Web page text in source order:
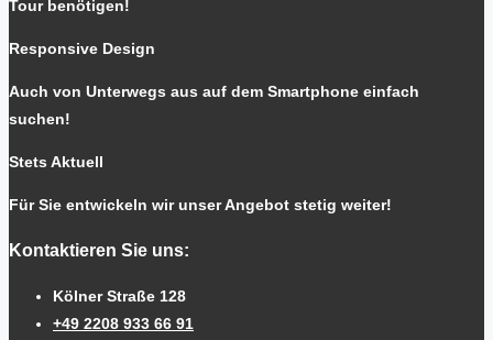
Tour benötigen!
Responsive Design
Auch von Unterwegs aus auf dem Smartphone einfach
suchen!
Stets Aktuell
Für Sie entwickeln wir unser Angebot stetig weiter!
Kontaktieren Sie uns:
Kölner Straße 128
+49 2208 933 66 91